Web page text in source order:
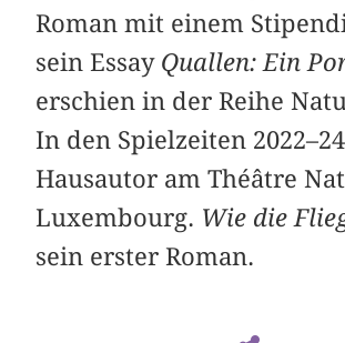
Roman mit einem
sein Essay Quallen: Ein
erschien in der Reihe
In den Spielzeiten
Hausautor am Théâtre
Luxembourg. Wie die
sein erster Roman.